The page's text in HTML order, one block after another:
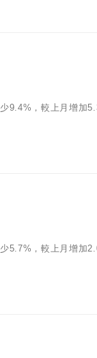
9.4%，較上月增加
5.7%，較上月增加